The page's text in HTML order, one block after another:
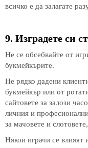
всичко е да залагате
9. Изградете си
Не се обсебвайте от
букмейкърите.
Не рядко дадени
букмейкър или от
сайтовете за залози
личния и
за мачовете и
Някои играчи се